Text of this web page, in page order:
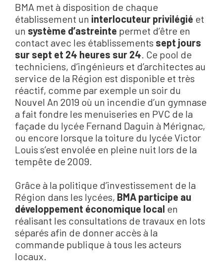
BMA met à disposition de chaque
établissement un interlocuteur privilégié et
un système d’astreinte permet d’être en
contact avec les établissements sept jours
sur sept et 24 heures sur 24 . Ce pool de
techniciens, d’ingénieurs et d’architectes au
service de la Région est disponible et très
réactif, comme par exemple un soir du
Nouvel An 2019 où un incendie d’un gymnase
a fait fondre les menuiseries en PVC de la
façade du lycée Fernand Daguin à Mérignac,
ou encore lorsque la toiture du lycée Victor
Louis s’est envolée en pleine nuit lors de la
tempête de 2009.
Grâce à la politique d’investissement de la
Région dans les lycées, BMA participe au
développement économique local en
réalisant les consultations de travaux en lots
séparés afin de donner accès à la
commande publique à tous les acteurs
locaux.